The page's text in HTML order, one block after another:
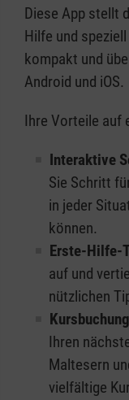
Diese App stellt
Hilfe und
kompakt und
Android und iOS.
Ihre Vorteile auf
Interaktive
Sie Schritt
in jeder
können.
Erste-Hilfe-
auf und
nützlichen
Ihren
Maltesern
vielfältige